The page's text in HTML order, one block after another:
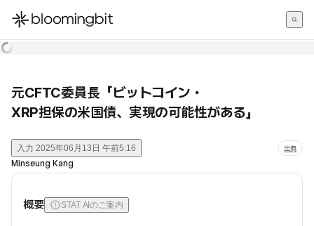
한국어
元CFTC委員長「ビットコイン・
XRP担保の米国債、実現の可能性がある」
入力 2025年06月13日 午前5:16 出典
Minseung Kang
概要 STAT AIのご案内